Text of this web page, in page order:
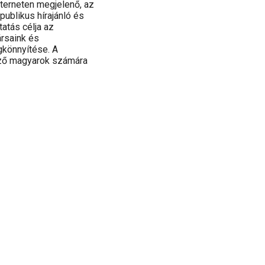
megjelenő, az
hírajánló és
célja az
és
A
magyarok számára